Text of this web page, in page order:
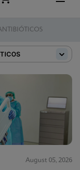
August 05, 2026